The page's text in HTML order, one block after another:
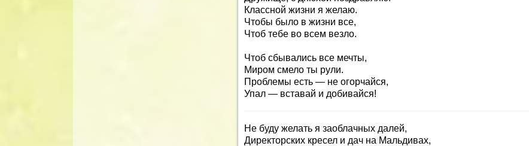
Классной жизни я желаю.
Чтобы было в жизни все,
Чтоб тебе во всем везло.
Чтоб сбывались все мечты,
Миром смело ты рули.
Проблемы есть — не огорчайся,
Упал — вставай и добивайся!
Не буду желать я заоблачных далей,
Директорских кресел и дач на Мальдивах,